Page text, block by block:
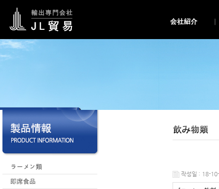
작성일 : 18-